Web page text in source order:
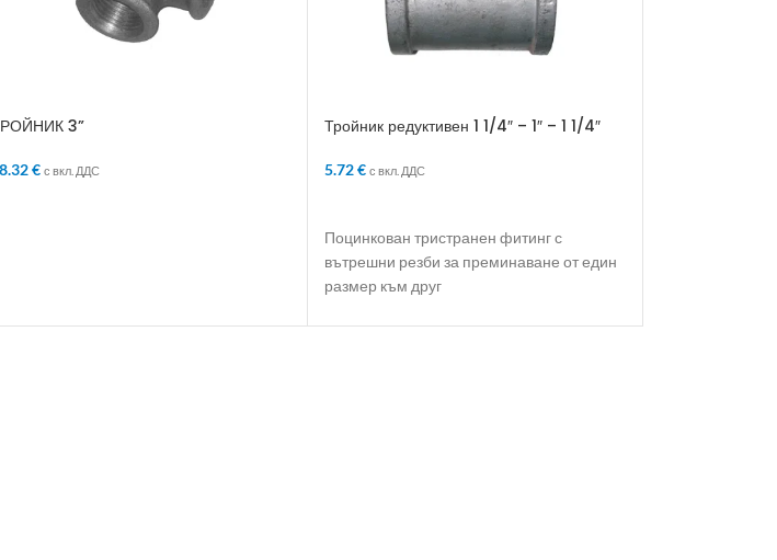
3”
€ с вкл. ДДС
Тройник редуктивен 1 1/4″ – 1″ – 1 1/4″
5.72€ с вкл. ДДС
Поцинкован тристранен фитинг с
вътрешни резби за преминаване от един
размер към друг